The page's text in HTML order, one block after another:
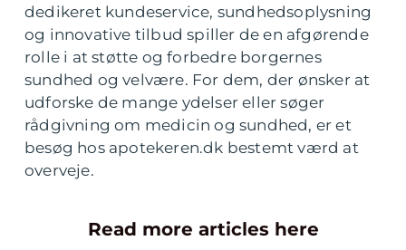
dedikeret kundeservice, sundhedsoplysning
og innovative tilbud spiller de en afgørende
rolle i at støtte og forbedre borgernes
sundhed og velvære. For dem, der ønsker at
udforske de mange ydelser eller søger
rådgivning om medicin og sundhed, er et
besøg hos apotekeren.dk bestemt værd at
overveje.
Read more articles here